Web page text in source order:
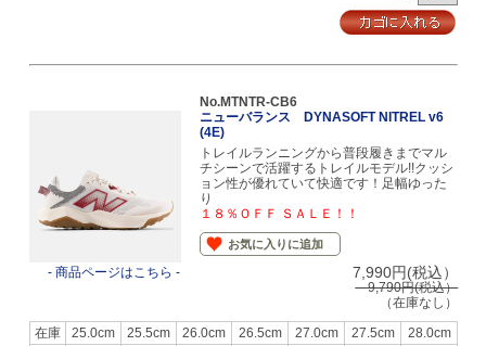
- 商品ページはこちら -
No.MTNTR-CB6
ニューバランス DYNASOFT NITREL v6
(4E)
トレイルランニングから普段履きまでマル
チシーンで活躍するトレイルモデル!!クッシ
ョン性が優れていて快適です！足幅ゆった
り
１８％ＯＦＦ ＳＡＬＥ！！
お気に入りに追加
7,990円(税込）
9,790円(税込）
（在庫なし）
在庫
25.0cm 25.5cm 26.0cm 26.5cm 27.0cm 27.5cm
28.0cm